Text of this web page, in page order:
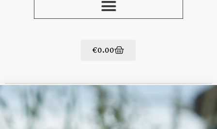
€0.00